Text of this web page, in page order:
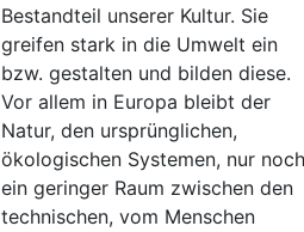
Bestandteil unserer Kultur. Sie
greifen stark in die Umwelt ein
bzw. gestalten und bilden diese.
Vor allem in Europa bleibt der
Natur, den ursprünglichen,
ökologischen Systemen, nur noch
ein geringer Raum zwischen den
technischen, vom Menschen